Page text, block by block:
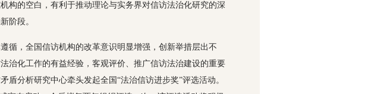
构的空白，有利于推动理论与实务界对信访法治化研究的深
阶段。
循，全国信访机构的改革意识明显增强，创新举措层出不
治化工作的有益经验，客观评价、推广信访法治建设的重要
盾分析研究中心牵头发起全国“法治信访进步奖”评选活动。